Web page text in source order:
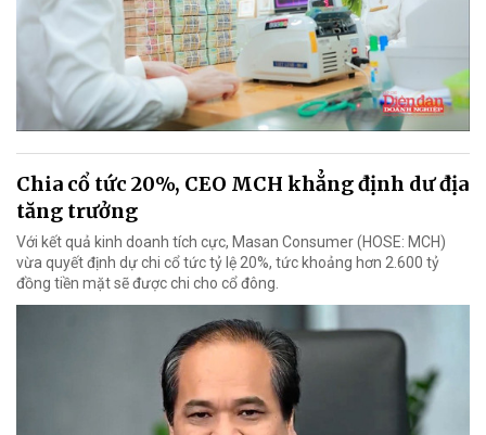
Chia cổ tức 20%, CEO MCH khẳng định dư địa
tăng trưởng
Với kết quả kinh doanh tích cực, Masan Consumer (HOSE: MCH)
vừa quyết định dự chi cổ tức tỷ lệ 20%, tức khoảng hơn 2.600 tỷ
đồng tiền mặt sẽ được chi cho cổ đông.